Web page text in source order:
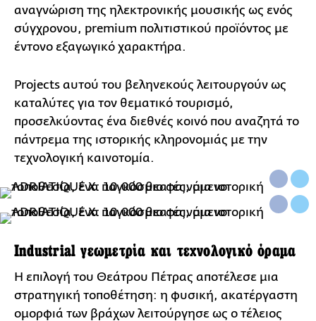
αναγνώριση της ηλεκτρονικής μουσικής ως ενός
σύγχρονου, premium πολιτιστικού προϊόντος με
έντονο εξαγωγικό χαρακτήρα.
Projects αυτού του βεληνεκούς λειτουργούν ως
καταλύτες για τον θεματικό τουρισμό,
προσελκύοντας ένα διεθνές κοινό που αναζητά το
πάντρεμα της ιστορικής κληρονομιάς με την
τεχνολογική καινοτομία.
Industrial γεωμετρία και τεχνολογικό όραμα
Η επιλογή του Θεάτρου Πέτρας αποτέλεσε μια
στρατηγική τοποθέτηση: η φυσική, ακατέργαστη
ομορφιά των βράχων λειτούργησε ως ο τέλειος